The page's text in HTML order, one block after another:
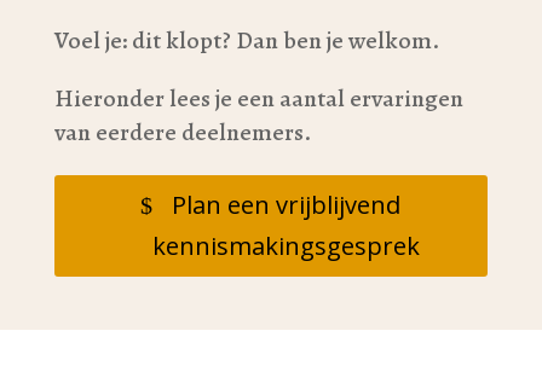
Voel je: dit klopt? Dan ben je welkom.
Hieronder lees je een aantal ervaringen
van eerdere deelnemers.
Plan een vrijblijvend
kennismakingsgesprek